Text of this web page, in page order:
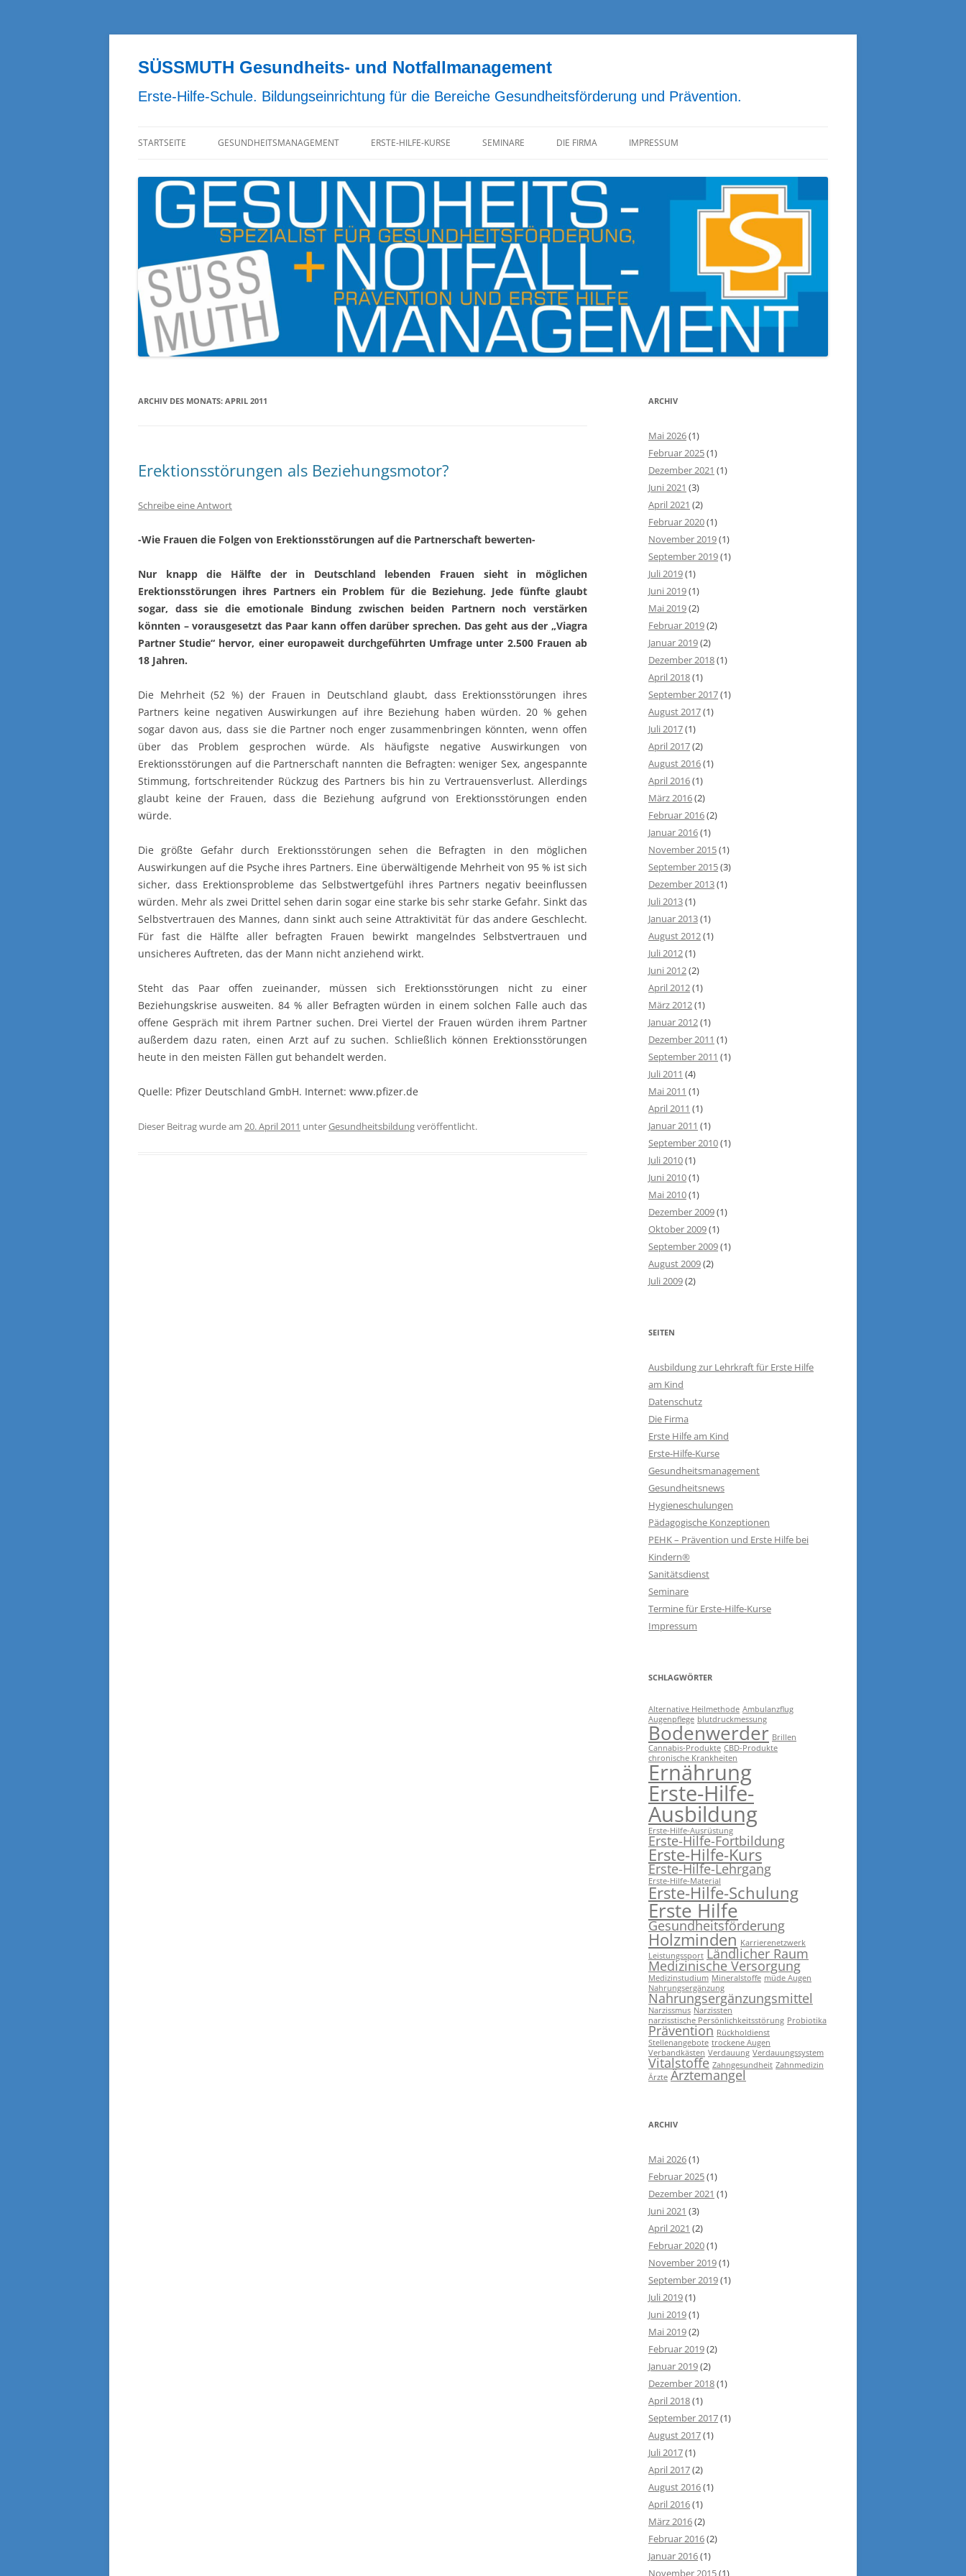
Zum
springenSÜSSMUTH Gesundheits- und Notfallmanagement
Erste-Hilfe-Schule. Bildungseinrichtung für die Bereiche Gesundheitsförderung und Prävention.
STARTSEITE GESUNDHEITSMANAGEMENT ERSTE-HILFE-KURSE SEMINARE DIE FIRMA IMPRESSUM
ARCHIV DES MONATS: APRIL 2011
Erektionsstörungen als Beziehungsmotor?
Schreibe eine Antwort
-Wie Frauen die Folgen von Erektionsstörungen auf die Partnerschaft bewerten-
Nur knapp die Hälfte der in Deutschland lebenden Frauen sieht in möglichen
Erektionsstörungen ihres Partners ein Problem für die Beziehung. Jede fünfte glaubt
sogar, dass sie die emotionale Bindung zwischen beiden Partnern noch verstärken
könnten – vorausgesetzt das Paar kann offen darüber sprechen. Das geht aus der „Viagra
Partner Studie“ hervor, einer europaweit durchgeführten Umfrage unter 2.500 Frauen ab
18 Jahren.
Die Mehrheit (52 %) der Frauen in Deutschland glaubt, dass Erektionsstörungen ihres
Partners keine negativen Auswirkungen auf ihre Beziehung haben würden. 20 % gehen
sogar davon aus, dass sie die Partner noch enger zusammenbringen könnten, wenn offen
über das Problem gesprochen würde. Als häufigste negative Auswirkungen von
Erektionsstörungen auf die Partnerschaft nannten die Befragten: weniger Sex, angespannte
Stimmung, fortschreitender Rückzug des Partners bis hin zu Vertrauensverlust. Allerdings
glaubt keine der Frauen, dass die Beziehung aufgrund von Erektionsstörungen enden
würde.
Die größte Gefahr durch Erektionsstörungen sehen die Befragten in den möglichen
Auswirkungen auf die Psyche ihres Partners. Eine überwältigende Mehrheit von 95 % ist sich
sicher, dass Erektionsprobleme das Selbstwertgefühl ihres Partners negativ beeinflussen
würden. Mehr als zwei Drittel sehen darin sogar eine starke bis sehr starke Gefahr. Sinkt das
Selbstvertrauen des Mannes, dann sinkt auch seine Attraktivität für das andere Geschlecht.
Für fast die Hälfte aller befragten Frauen bewirkt mangelndes Selbstvertrauen und
unsicheres Auftreten, das der Mann nicht anziehend wirkt.
Steht das Paar offen zueinander, müssen sich Erektionsstörungen nicht zu einer
Beziehungskrise ausweiten. 84 % aller Befragten würden in einem solchen Falle auch das
offene Gespräch mit ihrem Partner suchen. Drei Viertel der Frauen würden ihrem Partner
außerdem dazu raten, einen Arzt auf zu suchen. Schließlich können Erektionsstörungen
heute in den meisten Fällen gut behandelt werden.
Quelle: Pfizer Deutschland GmbH. Internet: www.pfizer.de
Dieser Beitrag wurde am 20. April 2011 unterGesundheitsbildungveröffentlicht.
ARCHIV
Mai 2026(1)
Februar 2025(1)
Dezember 2021 (1)
Juni 2021 (3)
April 2021 (2)
Februar 2020(1)
November 2019(1)
September 2019(1)
Juli 2019(1)
Juni 2019(1)
Mai 2019(2)
Februar 2019(2)
Januar 2019(2)
Dezember 2018(1)
April 2018(1)
September 2017(1)
August 2017(1)
Juli 2017(1)
April 2017(2)
August 2016(1)
April 2016(1)
März 2016(2)
Februar 2016(2)
Januar 2016(1)
November 2015(1)
September 2015(3)
Dezember 2013(1)
Juli 2013(1)
Januar 2013(1)
August 2012(1)
Juli 2012(1)
Juni 2012(2)
April 2012(1)
März 2012(1)
Januar 2012(1)
Dezember 2011 (1)
September 2011 (1)
Juli 2011 (4)
Mai 2011 (1)
April 2011 (1)
Januar 2011 (1)
September 2010(1)
Juli 2010(1)
Juni 2010(1)
Mai 2010(1)
Dezember 2009(1)
Oktober 2009(1)
September 2009(1)
August 2009(2)
Juli 2009(2)
SEITEN
Ausbildung zur Lehrkraft für Erste Hilfe
am Kind
Datenschutz
Die Firma
Erste Hilfe am Kind
Erste-Hilfe-Kurse
Gesundheitsmanagement
Gesundheitsnews
Hygieneschulungen
Pädagogische Konzeptionen
PEHK – Prävention und Erste Hilfe bei
Kindern®
Sanitätsdienst
Seminare
Termine für Erste-Hilfe-Kurse
Impressum
SCHLAGWÖRTER
Alternative Heilmethode Ambulanzflug
Augenpflege blutdruckmessung
Bodenwerder Brillen
Cannabis-Produkte CBD-Produkte
chronische Krankheiten
Ernährung
Erste-Hilfe-
Ausbildung
Erste-Hilfe-Ausrüstung
Erste-Hilfe-Fortbildung
Erste-Hilfe-Kurs
Erste-Hilfe-Lehrgang
Erste-Hilfe-Material
Erste-Hilfe-Schulung
Erste Hilfe
Gesundheitsförderung
Holzminden Karrierenetzwerk
Leistungssport Ländlicher Raum
Medizinische Versorgung
Medizinstudium Mineralstoffe müde Augen
Nahrungsergänzung
Nahrungsergänzungsmittel
Narzissmus Narzissten
narzisstische Persönlichkeitsstörung Probiotika
Prävention Rückholdienst
Stellenangebote trockene Augen
Verbandkästen Verdauung Verdauungssystem
Vitalstoffe Zahngesundheit Zahnmedizin
Ärzte Ärztemangel
ARCHIV
Mai 2026(1)
Februar 2025(1)
Dezember 2021 (1)
Juni 2021 (3)
April 2021 (2)
Februar 2020(1)
November 2019(1)
September 2019(1)
Juli 2019(1)
Juni 2019(1)
Mai 2019(2)
Februar 2019(2)
Januar 2019(2)
Dezember 2018(1)
April 2018(1)
September 2017(1)
August 2017(1)
Juli 2017(1)
April 2017(2)
August 2016(1)
April 2016(1)
März 2016(2)
Februar 2016(2)
Januar 2016(1)
November 2015(1)